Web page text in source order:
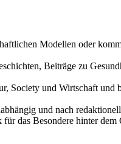
Modellen oder
Beiträge zu
Society und Wirtschaft
und nach
das Besondere hinter dem